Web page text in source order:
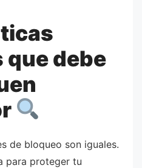
que debe
de bloqueo son iguales.
para proteger tu